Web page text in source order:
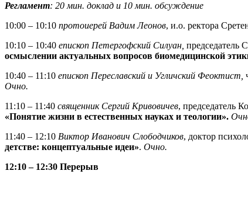
Регламент: 20 мин. доклад и 10 мин. обсуждение
10:00 – 10:10 протоиерей Вадим Леонов, и.о. ректора
10:10 – 10:40 епископ Петергофский Силуан председатель
осмыслении актуальных вопросов биомедицинской
10:40 – 11:10 епископ Переславский и Угличский Феоктист,
Очно.
11:10 – 11:40 священник Сергий Кривовичев, председатель
«Понятие жизни в естественных науках и теологии».
11:40 – 12:10 Виктор Иванович Слободчиков, доктор
детстве: концептуальные идеи». Очно.
12:10 – 12:30 Перерыв